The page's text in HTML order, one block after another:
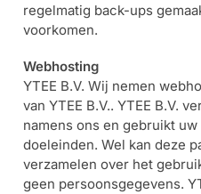
regelmatig back-ups
voorkomen.
Webhosting
YTEE B.V. Wij nemen
van YTEE B.V.. YTEE B.V.
namens ons en gebruikt
doeleinden. Wel kan deze
verzamelen over het
geen persoonsgegevens.